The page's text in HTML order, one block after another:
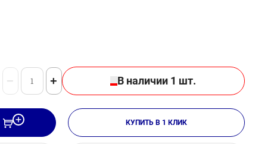
− + В наличии 1 шт.
КУПИТЬ В 1 КЛИК